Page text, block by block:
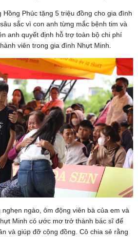
Phúc tặng 5 triệu đồng cho gia đình
sắc vì con anh từng mắc bệnh tim và
anh quyết định hỗ trợ toàn bộ chi phí
viên trong gia đình Nhựt Minh.
ngào, ôm động viên bà của em và
Minh có ước mơ trở thành bác sĩ để
và giúp đỡ cộng đồng. Cô chia sẻ rằng